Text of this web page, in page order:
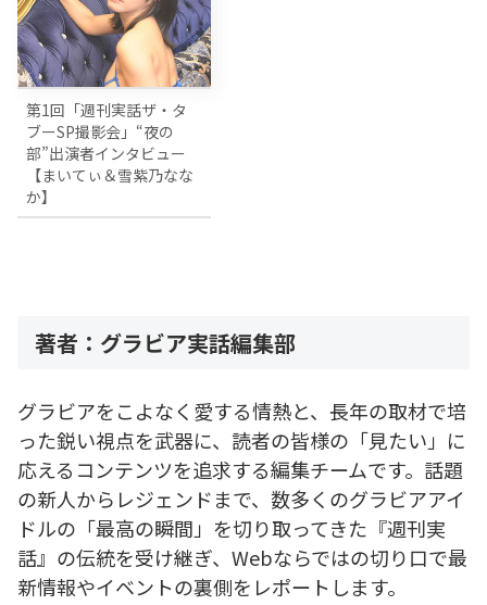
第1回「週刊実話ザ・タ
ブーSP撮影会」“夜の
部”出演者インタビュー
【まいてぃ＆雪紫乃なな
か】
著者：グラビア実話編集部
グラビアをこよなく愛する情熱と、長年の取材で培
った鋭い視点を武器に、読者の皆様の「見たい」に
応えるコンテンツを追求する編集チームです。話題
の新人からレジェンドまで、数多くのグラビアアイ
ドルの「最高の瞬間」を切り取ってきた『週刊実
話』の伝統を受け継ぎ、Webならではの切り口で最
新情報やイベントの裏側をレポートします。